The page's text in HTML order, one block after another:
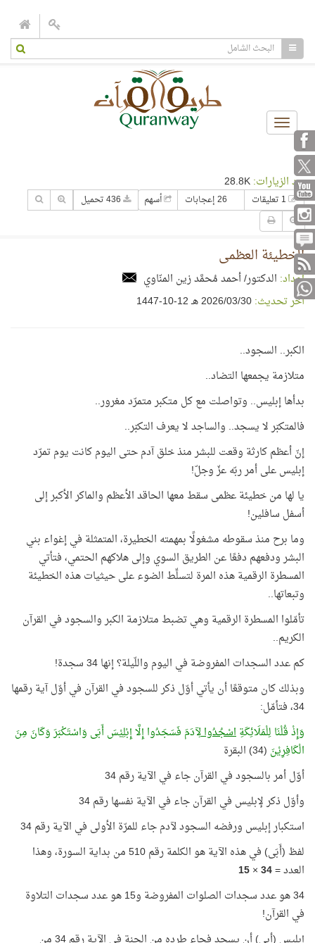
Toggle
navigation
عدد الزيارات:
26 إعجابات أسهم
الخطيئة العظمى
إعداد: الدكتور/ أحمد مُحمَّد زين المنّاوي
آخر تحديث:30‏/03‏/2026 هـ 12-10-1447
الكبر.. السجود..
متلازمة يجمعها التضاد..
بدأها إبليس.. وتواصلت مع كل متكبر متمرّد مغرور..
فالمتكبّر لا يسجد.. والساجد لا يعرف التكبّر..
إنّ أعظم كارثة وقعت للبشر منذ خلق آدم حتى اليوم كانت يوم تمرّد
إبليس على أمر ربّه عزّ وجلّ!
يا لها من خطيئة عظمى سقط معها الحاقد الأعظم والماكر الأكبر إلى
أسفل سافلين!
وما برح منذ سقوطه مشغولًا بمهمته الخطيرة، المتمثلة في إغواء بني
البشر ودفعهم دفعًا عن الطريق السوي وإلى هلاكهم الحتمي، فتأتي
المسطرة الرقمية هذه المرة لتسلِّط الضوء على حيثيات هذه الخطيئة
وتبعاتها..
تأمّلوا المسطرة الرقمية وهي تضبط متلازمة الكبر والسجود في القرآن
الكريم..
كم عدد السجدات المفروضة في اليوم واللّيلة؟ إنها 34 سجدة!
وبذلك كان متوقعًا أن يأتي أوّل ذكر للسجود في القرآن في أوّل آية رقمها
34، فتأمّل:
وَإِذْ قُلْنَا لِلْمَلَائِكَةِاسْجُدُوالِآدَمَ فَسَجَدُوا إِلَّا إِبْلِيْسَ أَبَى وَاسْتَكْبَرَ وَكَانَ مِنَ
الْكَافِرِيْنَ (34) البقرة
أوّل أمر بالسجود في القرآن جاء في الآية رقم 34
وأوّل ذكر لإبليس في القرآن جاء في الآية نفسها رقم 34
استكبار إبليس ورفضه السجود لآدم جاء للمرّة الأولى في الآية رقم 34
لفظ (أَبَى) في هذه الآية هو الكلمة رقم 510 من بداية السورة، وهذا
العدد =34
×
15
34 هو عدد سجدات الصلوات المفروضة و15 هو عدد سجدات التلاوة
في القرآن!